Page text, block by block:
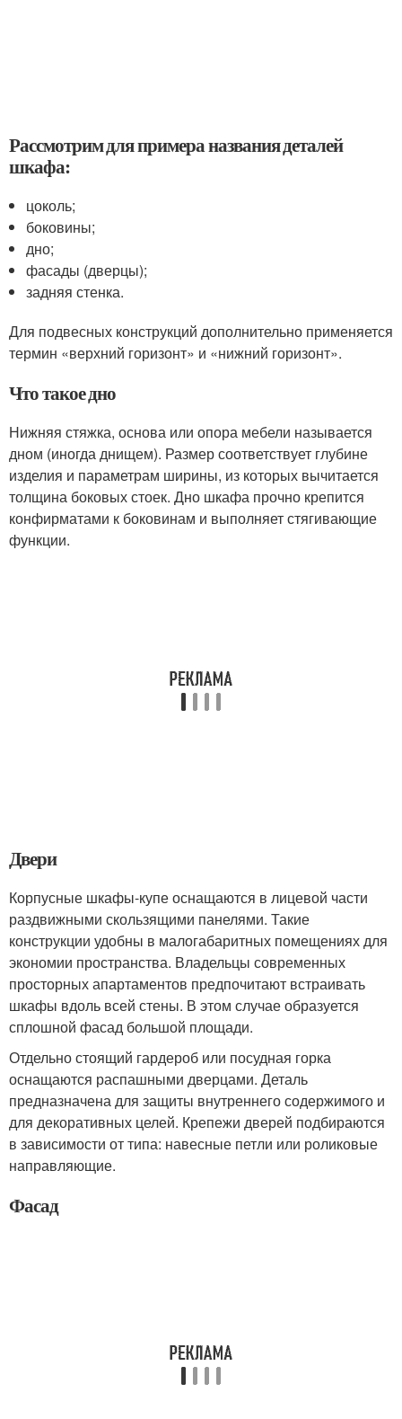
Рассмотрим для примера названия деталей
шкафа:
цоколь;
боковины;
дно;
фасады (дверцы);
задняя стенка.
Для подвесных конструкций дополнительно применяется
термин «верхний горизонт» и «нижний горизонт».
Что такое дно
Нижняя стяжка, основа или опора мебели называется
дном (иногда днищем). Размер соответствует глубине
изделия и параметрам ширины, из которых вычитается
толщина боковых стоек. Дно шкафа прочно крепится
конфирматами к боковинам и выполняет стягивающие
функции.
Двери
Корпусные шкафы-купе оснащаются в лицевой части
раздвижными скользящими панелями. Такие
конструкции удобны в малогабаритных помещениях для
экономии пространства. Владельцы современных
просторных апартаментов предпочитают встраивать
шкафы вдоль всей стены. В этом случае образуется
сплошной фасад большой площади.
Отдельно стоящий гардероб или посудная горка
оснащаются распашными дверцами. Деталь
предназначена для защиты внутреннего содержимого и
для декоративных целей. Крепежи дверей подбираются
в зависимости от типа: навесные петли или роликовые
направляющие.
Фасад